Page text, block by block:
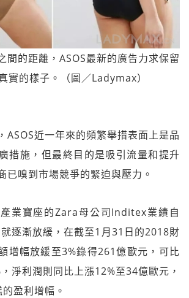
間的距離，ASOS最新的廣告力求保留
實的樣子。（圖／Ladymax）
ASOS近一年來的頻繁舉措表面上是品
措施，但最終目的是吸引流量和提升
已嗅到市場競爭的緊迫與壓力。
業寶座的Zara母公司Inditex業績自
逐漸放緩，在截至1月31日的2018財
增幅放緩至3%錄得261億歐元，可比
淨利潤則同比上漲12%至34億歐元，
盈利增幅。